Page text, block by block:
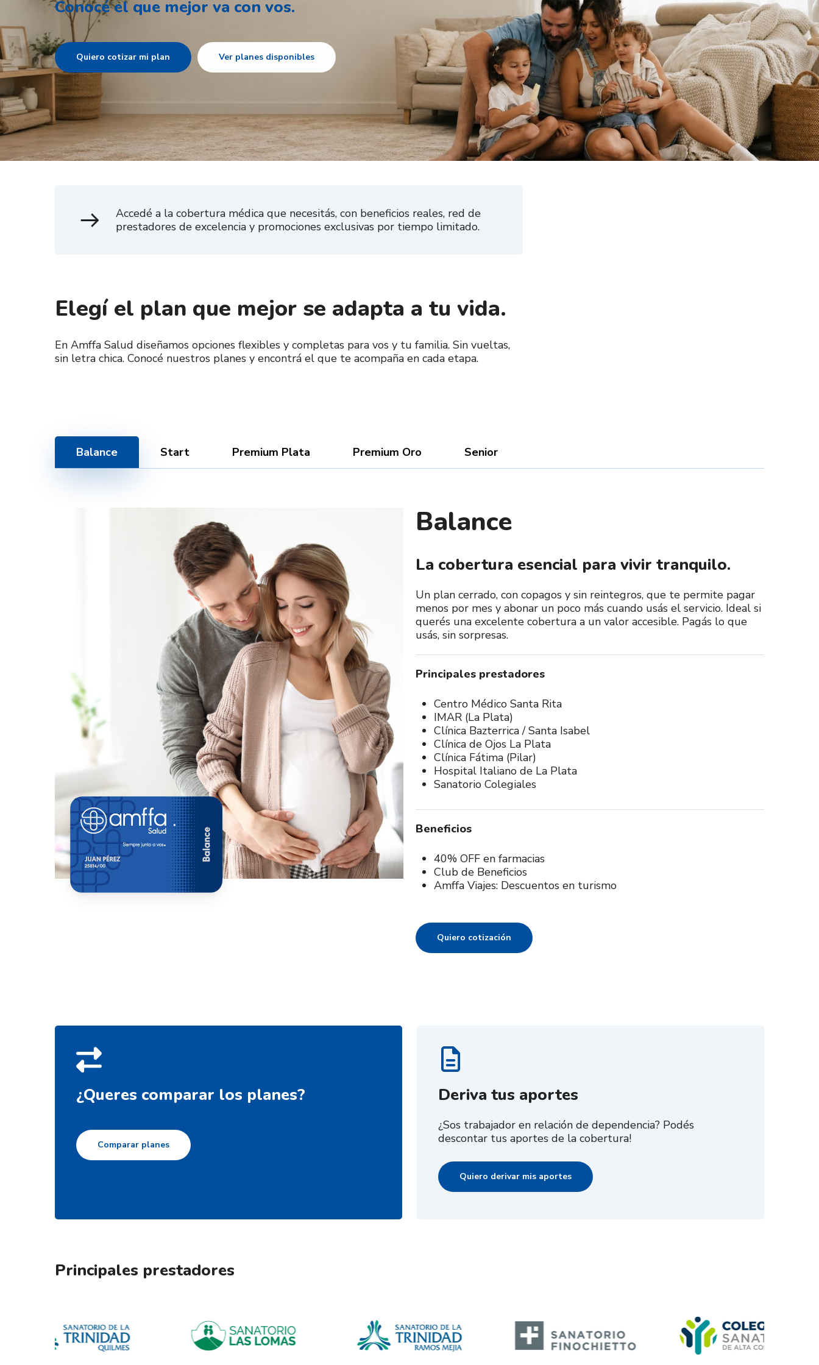
Conocé el que mejor va con vos.
Quiero cotizar mi plan Ver planes disponibles
Accedé a la cobertura médica que necesitás, con beneficios reales, red de
prestadores de excelencia y promociones exclusivas por tiempo limitado.
Elegí el plan que mejor se adapta a tu vida.
En Amffa Salud diseñamos opciones flexibles y completas para vos y tu familia. Sin vueltas,
sin letra chica. Conocé nuestros planes y encontrá el que te acompaña en cada etapa.
Balance Start Premium Plata Premium Oro Senior
Balance
La cobertura esencial para vivir tranquilo.
Un plan cerrado, con copagos y sin reintegros, que te permite pagar
menos por mes y abonar un poco más cuando usás el servicio. Ideal si
querés una excelente cobertura a un valor accesible. Pagás lo que
usás, sin sorpresas.
Principales prestadores
Centro Médico Santa Rita
IMAR (La Plata)
Clínica Bazterrica / Santa Isabel
Clínica de Ojos La Plata
Clínica Fátima (Pilar)
Hospital Italiano de La Plata
Sanatorio Colegiales
Beneficios
40% OFF en farmacias
Club de Beneficios
Amffa Viajes: Descuentos en turismo
Quiero cotización
¿Queres comparar los planes?
Comparar planes
Deriva tus aportes
¿Sos trabajador en relación de dependencia? Podés
descontar tus aportes de la cobertura!
Quiero derivar mis aportes
Principales prestadores